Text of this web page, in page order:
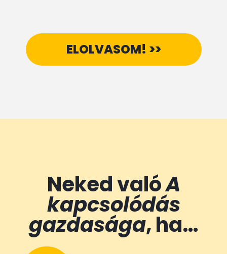
ELOLVASOM! >>
Neked valóA
kapcsolódás
gazdasága, ha…